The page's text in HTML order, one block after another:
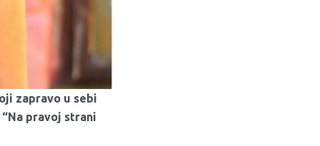
zapravo u sebi
pravoj strani